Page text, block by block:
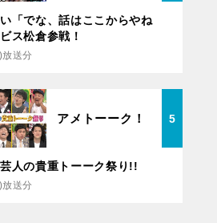
「でな、話はここからやね
ス松倉参戦！
送分
アメトーーク！ 5
人の貴重トーーク祭り!!
送分